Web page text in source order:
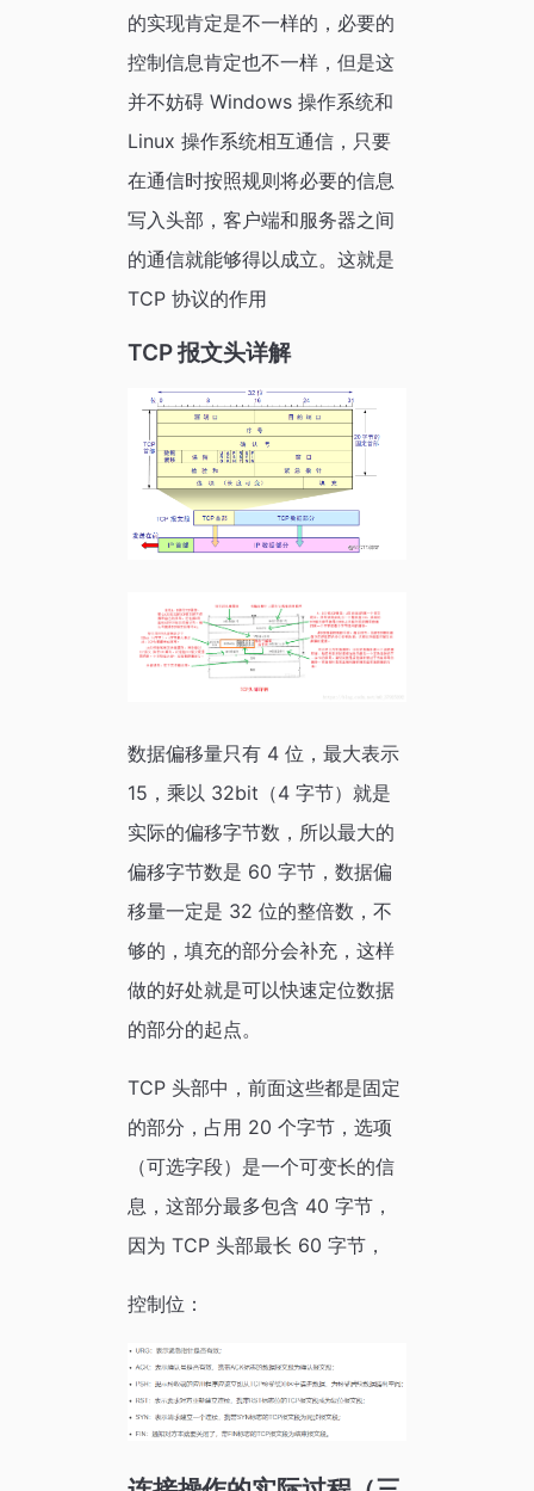
的实现肯定是不一样的，必要的
控制信息肯定也不一样，但是这
并不妨碍 Windows 操作系统和
Linux 操作系统相互通信，只要
在通信时按照规则将必要的信息
写入头部，客户端和服务器之间
的通信就能够得以成立。这就是
TCP 协议的作用
TCP 报文头详解
数据偏移量只有 4 位，最大表示
15，乘以 32bit（4 字节）就是
实际的偏移字节数，所以最大的
偏移字节数是 60 字节，数据偏
移量一定是 32 位的整倍数，不
够的，填充的部分会补充，这样
做的好处就是可以快速定位数据
的部分的起点。
TCP 头部中，前面这些都是固定
的部分，占用 20 个字节，选项
（可选字段）是一个可变长的信
息，这部分最多包含 40 字节，
因为 TCP 头部最长 60 字节，
控制位：